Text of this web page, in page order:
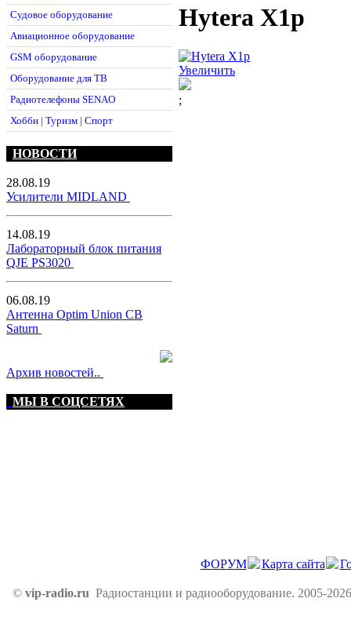
Судовое оборудование
Авиационное оборудование
GSM оборудование
Оборудование для ТВ
Радиотелефоны SENAO
Хобби | Туризм | Спорт
НОВОСТИ
28.08.19
Усилители MIDLAND
14.08.19
Лабораторный блок питания
QJE PS3020
06.08.19
Антенна Optim Union CB
Saturn
Архив новостей..
МЫ В СОЦСЕТЯХ
Hytera X1p
Увеличить
;
ФОРУМ Карта сайта
© vip-radio.ru Радиостанции и радиооборудование. 2005-